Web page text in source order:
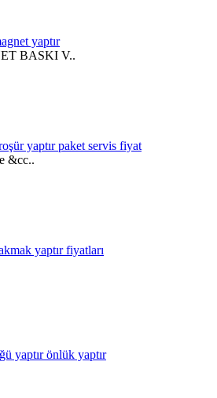
yaptır
BASKI V..
yaptır paket servis fiyat
&cc..
yaptır fiyatları
yaptır önlük yaptır